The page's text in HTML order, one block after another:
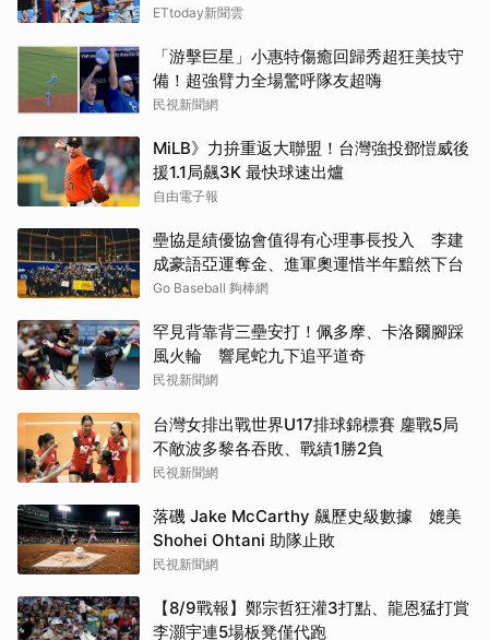
ETtoday新聞雲
「游擊巨星」小惠特傷癒回歸秀超狂美技守
備！超強臂力全場驚呼隊友超嗨
民視新聞網
MiLB》力拚重返大聯盟！台灣強投鄧愷威後
援1.1局飆3K 最快球速出爐
自由電子報
壘協是績優協會值得有心理事長投入 李建
成豪語亞運奪金、進軍奧運惜半年黯然下台
Go Baseball 夠棒網
罕見背靠背三壘安打！佩多摩、卡洛爾腳踩
風火輪 響尾蛇九下追平道奇
民視新聞網
台灣女排出戰世界U17排球錦標賽 鏖戰5局
不敵波多黎各吞敗、戰績1勝2負
民視新聞網
落磯 Jake McCarthy 飆歷史級數據 媲美
Shohei Ohtani 助隊止敗
民視新聞網
【8/9戰報】鄭宗哲狂灌3打點、龍恩猛打賞
李灝宇連5場板凳僅代跑